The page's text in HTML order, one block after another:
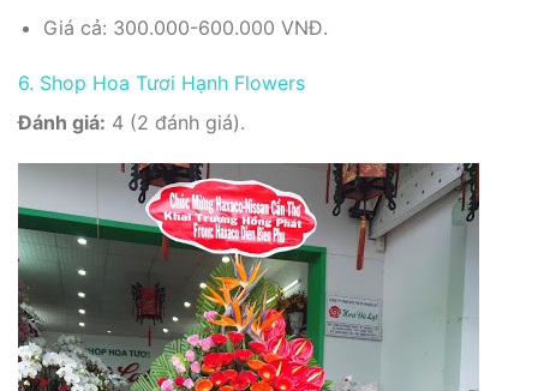
Giá cả: 300.000-600.000 VNĐ.
6. Shop Hoa Tươi Hạnh Flowers
Đánh giá: 4 (2 đánh giá).